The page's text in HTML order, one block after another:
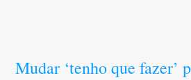
Mudar ‘tenho que fazer’